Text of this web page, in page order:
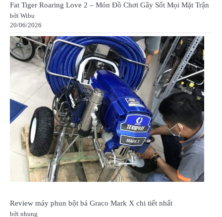
Fat Tiger Roaring Love 2 – Món Đồ Chơi Gây Sốt Mọi Mặt Trận
bởi Wibu
20/06/2026
Review máy phun bột bả Graco Mark X chi tiết nhất
bởi nhung